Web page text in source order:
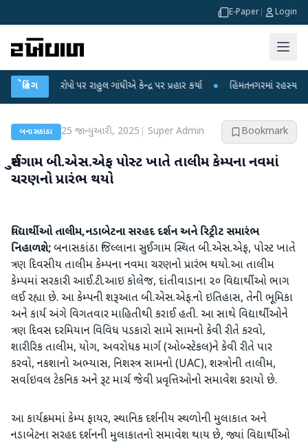
E-Paper Login
બ્રેકિંગ
આરોપો પર રાહુલ ગાંધીએ કેન્દ્ર પર પ્રહાર કર્યા ● હિંમતનગરમાં રહસ્યમય વાયરસ કે
બનાસકાંઠા 25 જાન્યુઆરી, 2025 Super Admin Bookmark
સુઈગામ બી.એસ.એફ પોસ્ટ ખાતે તાલીમ કેમ્પના નવમાં
ચરણનો પ્રારંભ થયો
વિદ્યાર્થીઓ તાલીમ,નડાબેટના સરહદ દર્શન અને રિટ્રીટ સમારંભ
નિહાળશે;બનાસકાંઠા જિલ્લાના સુઈગામ સ્થિત બી.એસ.એફ, પોસ્ટ ખાતે
ત્રણ દિવસીય તાલીમ કેમ્પના નવમા ચરણનો પ્રારંભ થયો.આ તાલીમ
કેમ્પમાં સરકારી આઈ.ટી.આઇ કોલેજ, દાંતીવાડાના ૨૦ વિદ્યાર્થીઓ ભાગ
લઈ રહ્યા છે. આ કેમ્પની શરૂઆત બી.એસ.એફ.નો ઇતિહાસ, તેની ભૂમિકા
અને કાર્ય અંગે વિગતવાર માહિતીથી કરાઈ હતી. આ સાથે વિદ્યાર્થીઓને
ત્રણ દિવસ દરમિયાન વિવિધ પડકારો સામે સામનો કેવી રીતે કરવો,
શારીરિક તાલીમ, યોગ, અવરોધક માર્ગ (ઓબ્સ્ટેકલ)ને કેવી રીતે પાર
કરવો, નકશાનો અભ્યાસ, નિશસ્ત્ર સામનો (UAC), શસ્ત્રોની તાલીમ,
સર્વાઇવલ ટેકનિક અને રૂટ માર્ચ જેવી પ્રવૃત્તિઓનો સમાવેશ કરાયો છે.
આ કાર્યક્રમમાં કેમ્પ ફાયર, સ્થાનિક દર્શનીય સ્થળોની મુલાકાત અને
નડાબેટના સરહદ દર્શનની મુલાકાતનો સમાવેશ થાય છે, જ્યાં વિદ્યાર્થીઓ